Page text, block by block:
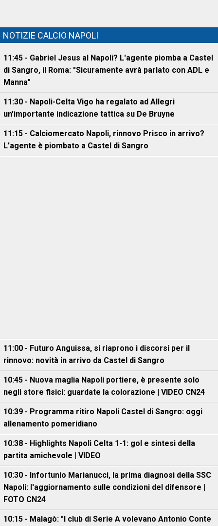
NOTIZIE CALCIO NAPOLI
11:45 - Gabriel Jesus al Napoli? L'agente piomba a Castel
di Sangro, il Roma: "Sicuramente avrà parlato con ADL e
Manna"
11:30 - Napoli-Celta Vigo ha regalato ad Allegri
un'importante indicazione tattica su De Bruyne
11:15 - Calciomercato Napoli, rinnovo Prisco in arrivo?
L'agente è piombato a Castel di Sangro
11:00 - Futuro Anguissa, si riaprono i discorsi per il
rinnovo: novità in arrivo da Castel di Sangro
10:45 - Nuova maglia Napoli portiere, è presente solo
negli store fisici: guardate la colorazione | VIDEO CN24
10:39 - Programma ritiro Napoli Castel di Sangro: oggi
allenamento pomeridiano
10:38 - Highlights Napoli Celta 1-1: gol e sintesi della
partita amichevole | VIDEO
10:30 - Infortunio Marianucci, la prima diagnosi della SSC
Napoli: l'aggiornamento sulle condizioni del difensore |
FOTO CN24
10:15 - Malagò: "I club di Serie A volevano Antonio Conte